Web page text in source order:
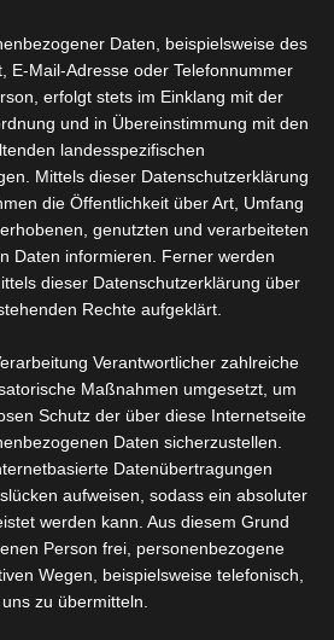
Vielmehr versteht man darunter einen
der Entspannung bietet.
besteht aus fünf aufeinander
Daten, beispielsweise des
E-Mail-Adresse oder Telefonnummer
erfolgt stets im Einklang mit der
und in Übereinstimmung mit den
landesspezifischen
Mittels dieser Datenschutzerklärung
die Öffentlichkeit über Art, Umfang
genutzten und verarbeiteten
Daten informieren. Ferner werden
dieser Datenschutzerklärung über
Rechte aufgeklärt.
Verantwortlicher zahlreiche
Maßnahmen umgesetzt, um
Schutz der über diese Internetseite
Daten sicherzustellen.
Datenübertragungen
aufweisen, sodass ein absoluter
werden kann. Aus diesem Grund
Person frei, personenbezogene
Wegen, beispielsweise telefonisch,
zu übermitteln.